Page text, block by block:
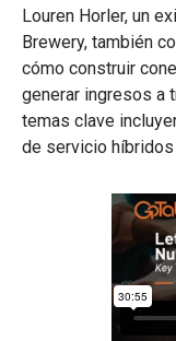
Louren Horler, un
Brewery, también
cómo construir
generar ingresos a
temas clave
de servicio